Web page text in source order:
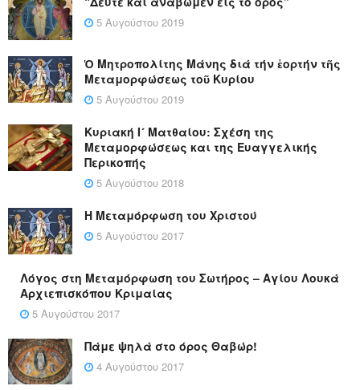
5 Αυγούστου 2019
Ὁ Μητροπολίτης Μάνης διά τήν ἑορτήν τῆς
Μεταμορφώσεως τοῦ Κυρίου
5 Αυγούστου 2019
Κυριακή Ι´ Ματθαίου: Σχέση της
Μεταμορφώσεως και της Ευαγγελικής
Περικοπής
5 Αυγούστου 2018
Η Μεταμόρφωση του Χριστού
5 Αυγούστου 2017
Λόγος στη Μεταμόρφωση του Σωτήρος – Αγίου Λουκά
Αρχιεπισκόπου Κριμαίας
5 Αυγούστου 2017
Πάμε ψηλά στο όρος Θαβώρ!
4 Αυγούστου 2017